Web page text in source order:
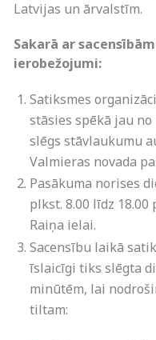
Latvijas un ārvalstīm.
Sakarā ar
ierobežojumi:
Satiksmes
stāsies spēkā jau no
slēgs stāvlaukumu
Valmieras novada
Pasākuma norises
plkst. 8.00 līdz
Raiņa ielai.
Sacensību laikā
īslaicīgi tiks slēgta
minūtēm, lai
tiltam: